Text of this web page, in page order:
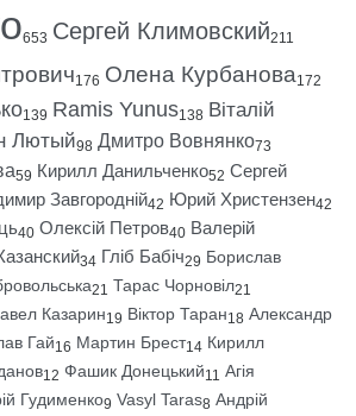
653 Сергей Климовский211
176 Олена Курбанова172
139 Ramis Yunus138 Віталій
Лютый98 Дмитро Вовнянко73
59 Кирилл Данильченко52 Сергей
Завгородній42 Юрий Христензен42
40 Олексій Петров40 Валерій
34 Гліб Бабіч29 Борислав
21 Тарас Чорновіл21
Казарин19 Віктор Таран18 Александр
Гай16 Мартин Брест14 Кирилл
12 Фашик Донецький11 Агія
Гудименко9 Vasyl Taras8 Андрій